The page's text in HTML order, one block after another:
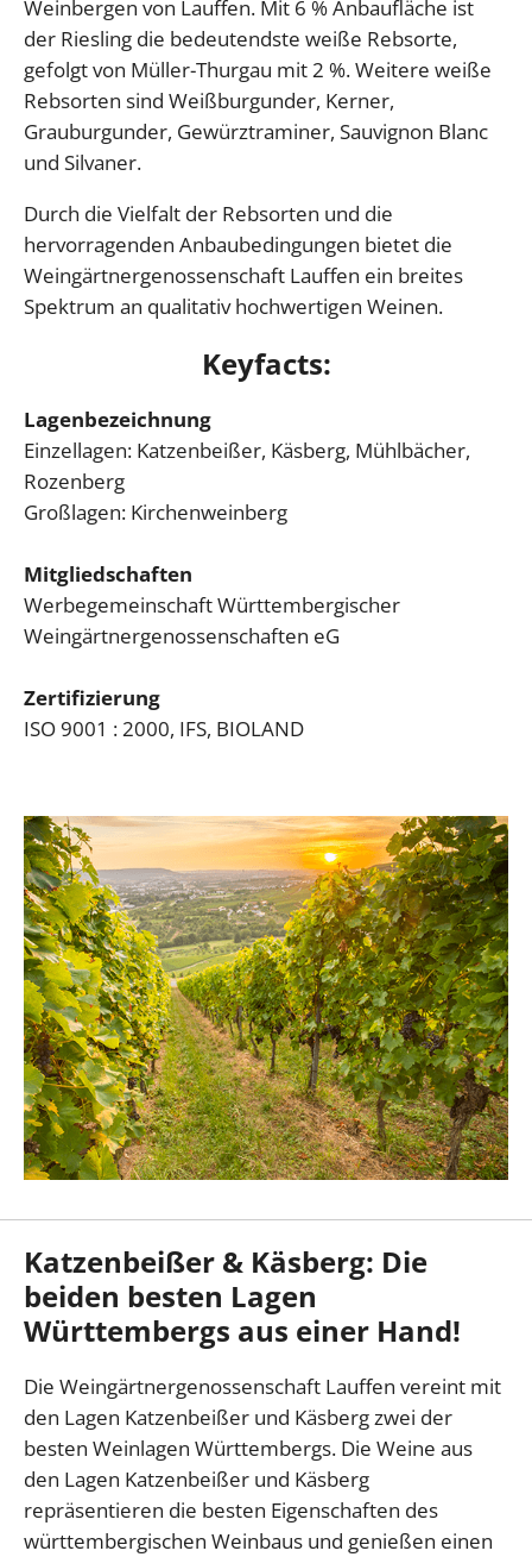
Weinbergen von Lauffen. Mit 6 % Anbaufläche ist
der Riesling die bedeutendste weiße Rebsorte,
gefolgt von Müller-Thurgau mit 2 %. Weitere weiße
Rebsorten sind Weißburgunder, Kerner,
Grauburgunder, Gewürztraminer, Sauvignon Blanc
und Silvaner.
Durch die Vielfalt der Rebsorten und die
hervorragenden Anbaubedingungen bietet die
Weingärtnergenossenschaft Lauffen ein breites
Spektrum an qualitativ hochwertigen Weinen.
Keyfacts:
Lagenbezeichnung
Einzellagen: Katzenbeißer, Käsberg, Mühlbächer,
Rozenberg
Großlagen: Kirchenweinberg
Mitgliedschaften
Werbegemeinschaft Württembergischer
Weingärtnergenossenschaften eG
Zertifizierung
ISO 9001 : 2000, IFS, BIOLAND
Katzenbeißer & Käsberg: Die
beiden besten Lagen
Württembergs aus einer Hand!
Die Weingärtnergenossenschaft Lauffen vereint mit
den Lagen Katzenbeißer und Käsberg zwei der
besten Weinlagen Württembergs. Die Weine aus
den Lagen Katzenbeißer und Käsberg
repräsentieren die besten Eigenschaften des
württembergischen Weinbaus und genießen einen